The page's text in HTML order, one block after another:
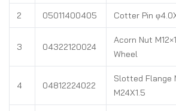
2 05011400405 Cotter Pin
3 04322120024
Acorn Nut
Wheel
4 04812224022
Slotted Flange
M24X1.5